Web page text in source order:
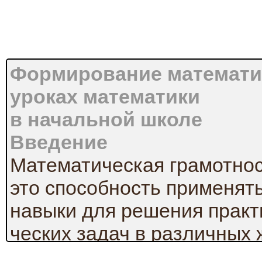
Формирование
уроках математики
в начальной школе
Введение
Математическая
это способность
навыки для решения
ческих задач в